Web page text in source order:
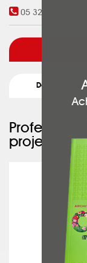
05 32 74 05 55
Détail du
projet :